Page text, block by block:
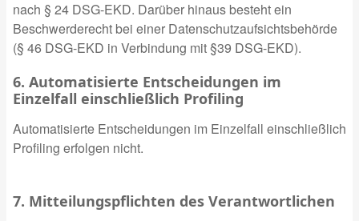
nach § 24 DSG-EKD. Darüber hinaus besteht ein
Beschwerderecht bei einer Datenschutzaufsichtsbehörde
(§ 46 DSG-EKD in Verbindung mit §39 DSG-EKD).
6. Automatisierte Entscheidungen im
Einzelfall einschließlich Profiling
Automatisierte Entscheidungen im Einzelfall einschließlich
Profiling erfolgen nicht.
7. Mitteilungspflichten des Verantwortlichen